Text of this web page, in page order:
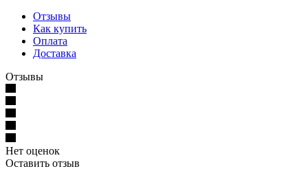
Отзывы
Как купить
Оплата
Доставка
Отзывы
Нет оценок
Оставить отзыв